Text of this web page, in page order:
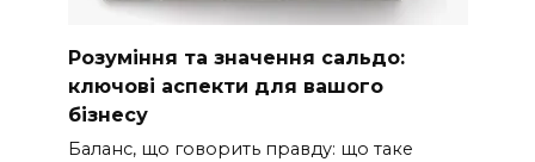
Розуміння та значення сальдо:
ключові аспекти для вашого
бізнесу
Баланс, що говорить правду: що таке